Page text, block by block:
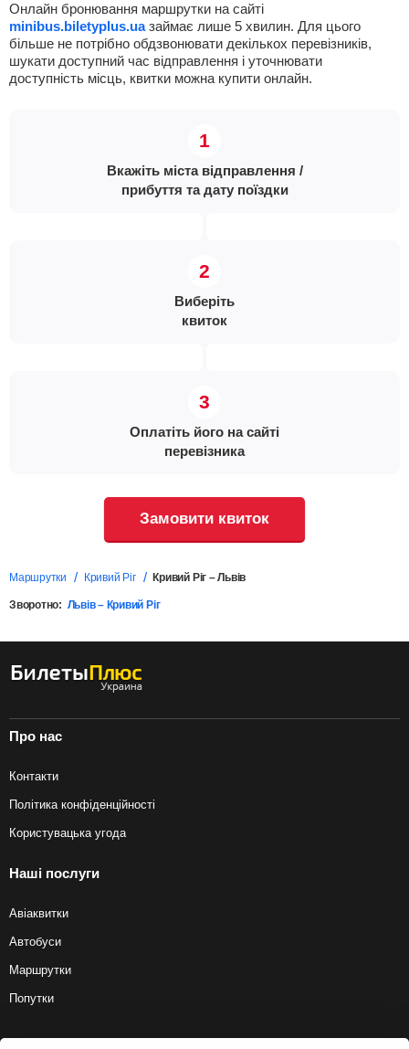
Онлайн бронювання маршрутки на сайті
minibus.biletyplus.uaзаймає лише 5 хвилин. Для цього
більше не потрібно обдзвонювати декількох перевізників,
шукати доступний час відправлення і уточнювати
доступність місць, квитки можна купити онлайн.
Вкажіть міста відправлення /
прибуття та дату поїздки
Виберіть
квиток
Оплатіть його на сайті
перевізника
Замовити квиток
Маршрутки Кривий Ріг Кривий Ріг – Львів
Зворотно: Львів – Кривий Ріг
Про нас
Контакти
Політика конфіденційності
Користувацька угода
Наші послуги
Авіаквитки
Автобуси
Маршрутки
Попутки